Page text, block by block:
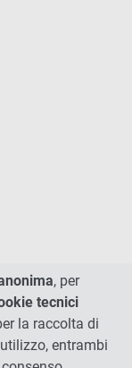
, per
tecnici
la raccolta di
entrambi